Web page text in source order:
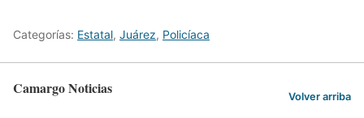
Categorías: Estatal, Juárez, Policíaca
Camargo Noticias Volver arriba